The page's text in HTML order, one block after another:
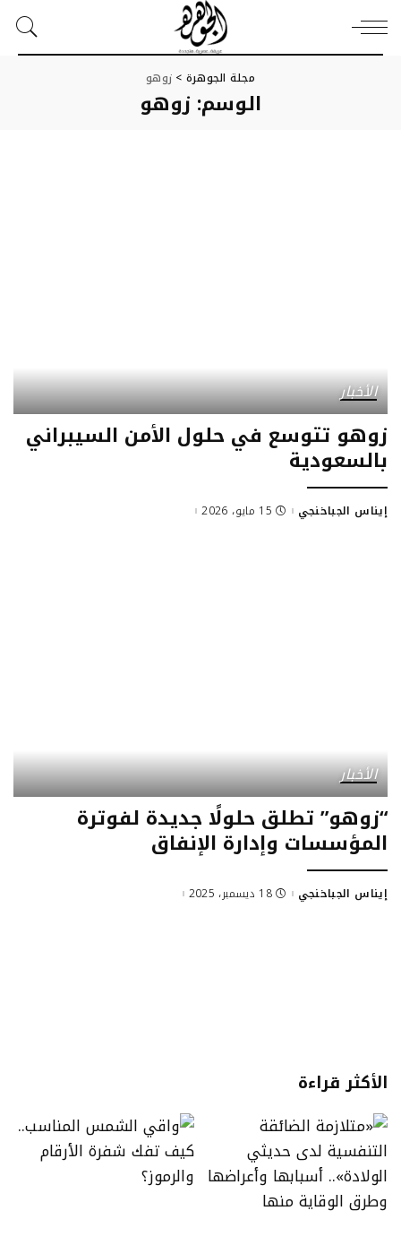
مجلة الجوهرة > زوهو
الوسم: زوهو
الأخبار
زوهو تتوسع في حلول الأمن السيبراني
بالسعودية
إيناس الجباخنجي 15 مايو، 2026
الأخبار
“زوهو” تطلق حلولًا جديدة لفوترة
المؤسسات وإدارة الإنفاق
إيناس الجباخنجي 18 ديسمبر، 2025
الأكثر قراءة